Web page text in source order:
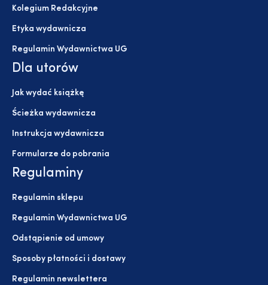
Kolegium Redakcyjne
Etyka wydawnicza
Regulamin Wydawnictwa UG
Dla utorów
Jak wydać książkę
Ścieżka wydawnicza
Instrukcja wydawnicza
Formularze do pobrania
Regulaminy
Regulamin sklepu
Regulamin Wydawnictwa UG
Odstąpienie od umowy
Sposoby płatności i dostawy
Regulamin newslettera